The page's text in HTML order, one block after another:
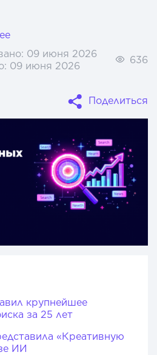
09 июня 2026
09 июня 2026
636
Поделиться
крупнейшее
за 25 лет
«Креативную
ИИ